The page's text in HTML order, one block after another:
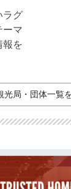
ラグ
ーマ
報を
光局・団体一覧